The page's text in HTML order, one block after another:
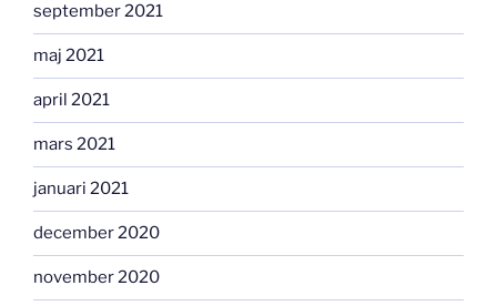
september 2021
maj 2021
april 2021
mars 2021
januari 2021
december 2020
november 2020